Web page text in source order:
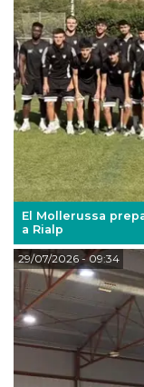
El Mollerussa
a Rialp
29/07/2026- 09:34